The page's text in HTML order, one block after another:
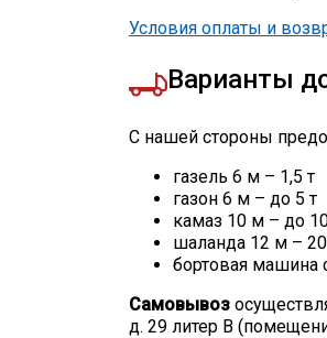
Условия оплаты и
Варианты
С нашей стороны
газель 6 м – 1,5 т
газон 6 м – до 5 т
камаз 10 м – до
шаланда 12 м –
бортовая машина
Самовывоз
д. 29 литер В